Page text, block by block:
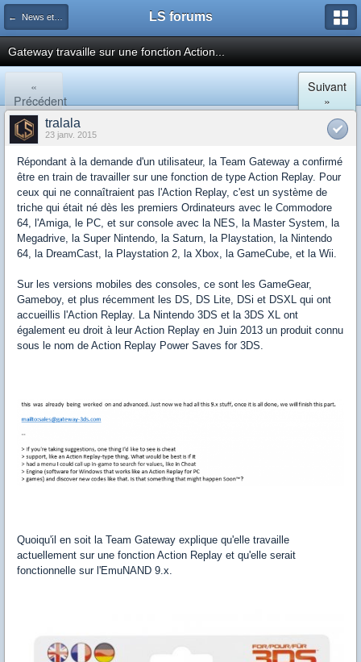
← News et actualités postées sur LS LS forums
Gateway travaille sur une fonction Action...
«
Précédent
Suivant
»
tralala
23 janv. 2015
Répondant à la demande d'un utilisateur, la Team Gateway a confirmé
être en train de travailler sur une fonction de type Action Replay. Pour
ceux qui ne connaîtraient pas l'Action Replay, c'est un système de
triche qui était né dès les premiers Ordinateurs avec le Commodore
64, l'Amiga, le PC, et sur console avec la NES, la Master System, la
Megadrive, la Super Nintendo, la Saturn, la Playstation, la Nintendo
64, la DreamCast, la Playstation 2, la Xbox, la GameCube, et la Wii.
Sur les versions mobiles des consoles, ce sont les GameGear,
Gameboy, et plus récemment les DS, DS Lite, DSi et DSXL qui ont
accueillis l'Action Replay. La Nintendo 3DS et la 3DS XL ont
également eu droit à leur Action Replay en Juin 2013 un produit connu
sous le nom de Action Replay Power Saves for 3DS.
Quoiqu'il en soit la Team Gateway explique qu'elle travaille
actuellement sur une fonction Action Replay et qu'elle serait
fonctionnelle sur l'EmuNAND 9.x.